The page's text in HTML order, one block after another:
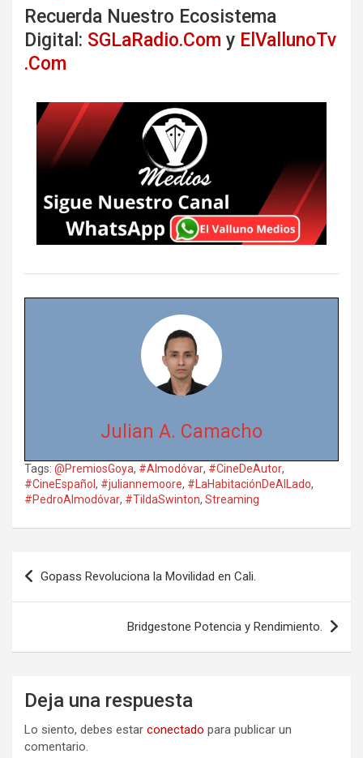
Recuerda Nuestro Ecosistema
Digital: SGLaRadio.Com y ElVallunoTv
.Com
Julian A. Camacho
Tags: @PremiosGoya, #Almodóvar, #CineDeAutor,
#CineEspañol , #juliannemoore, #LaHabitaciónDeAlLado,
#PedroAlmodóvar, #TildaSwinton, Streaming
Navegación
de
Gopass Revoluciona la Movilidad en Cali.
Bridgestone Potencia y Rendimiento.
Deja una respuesta
Lo siento, debes estar conectado para publicar un
comentario.